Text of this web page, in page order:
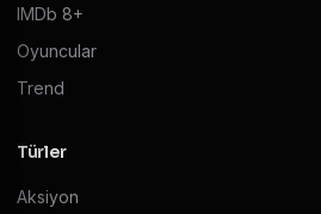
IMDb 8+
Oyuncular
Trend
Türler
Aksiyon